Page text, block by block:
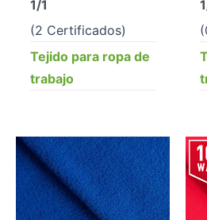
1/1
(2 Certificados)
Tejido para ropa de
trabajo